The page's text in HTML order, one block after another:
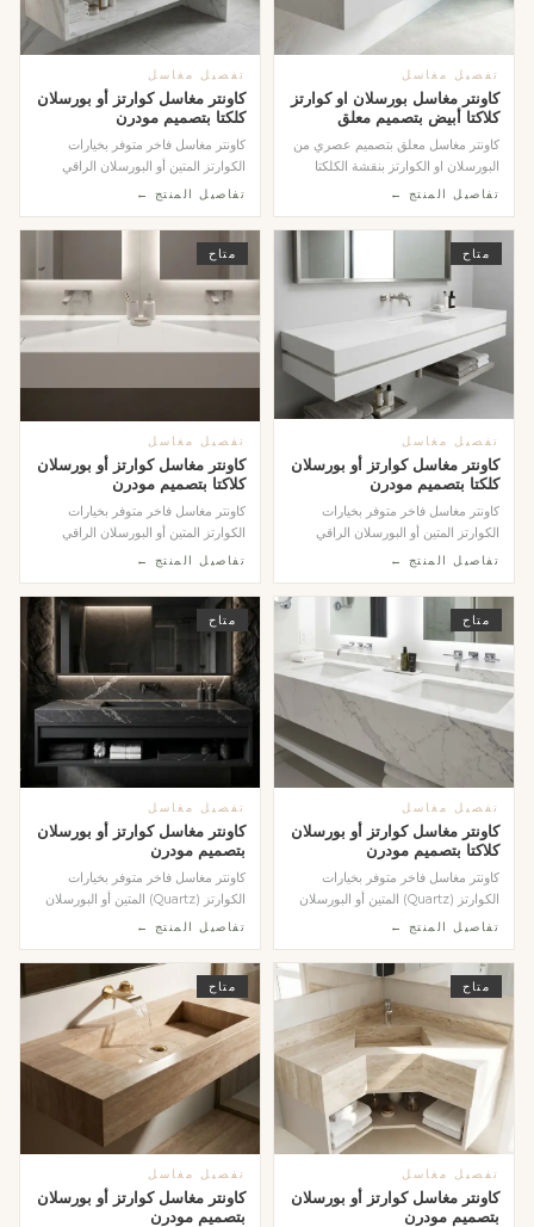
تفصيل مغاسل
كاونتر مغاسل بورسلان او كوارتز
كلاكتا أبيض بتصميم معلق
كاونتر مغاسل معلق بتصميم عصري من
البورسلان او الكوارتز بنقشة الكلكتا
الرقيقة، يج...
تفاصيل المنتج ←
تفصيل مغاسل
كاونتر مغاسل كوارتز أو بورسلان
كلكتا بتصميم مودرن
كاونتر مغاسل فاخر متوفر بخيارات
الكوارتز المتين أو البورسلان الراقي
بنقشة الكلكت...
تفاصيل المنتج ←
متاح
تفصيل مغاسل
كاونتر مغاسل كوارتز أو بورسلان
كلكتا بتصميم مودرن
كاونتر مغاسل فاخر متوفر بخيارات
الكوارتز المتين أو البورسلان الراقي
بنقشة الكلكت...
تفاصيل المنتج ←
متاح
تفصيل مغاسل
كاونتر مغاسل كوارتز أو بورسلان
كلاكتا بتصميم مودرن
كاونتر مغاسل فاخر متوفر بخيارات
الكوارتز المتين أو البورسلان الراقي
بنقشة الكلاك...
تفاصيل المنتج ←
متاح
تفصيل مغاسل
كاونتر مغاسل كوارتز أو بورسلان
كلاكتا بتصميم مودرن
كاونتر مغاسل فاخر متوفر بخيارات
الكوارتز (Quartz) المتين أو البورسلان
تفاصيل المنتج ←
متاح
تفصيل مغاسل
كاونتر مغاسل كوارتز أو بورسلان
بتصميم مودرن
كاونتر مغاسل فاخر متوفر بخيارات
الكوارتز (Quartz) المتين أو البورسلان
تفاصيل المنتج ←
متاح
تفصيل مغاسل
كاونتر مغاسل كوارتز أو بورسلان
بتصميم مودرن
متاح
تفصيل مغاسل
كاونتر مغاسل كوارتز أو بورسلان
بتصميم مودرن